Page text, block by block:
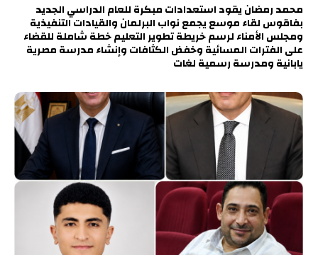
محمد رمضان يقود استعدادات مبكرة للعام الدراسي الجديد
بفاقوس لقاء موسع يجمع نواب البرلمان والقيادات التنفيذية
ومجلس الأمناء لرسم خريطة تطوير التعليم خطة شاملة للقضاء
على الفترات المسائية وخفض الكثافات وإنشاء مدرسة مصرية
يابانية ومدرسة رسمية لغات